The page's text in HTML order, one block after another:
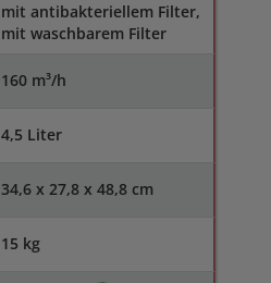
mit antibakteriellem Filter,
mit waschbarem Filter
160 m³/h
4,5 Liter
34,6 x 27,8 x 48,8 cm
15 kg